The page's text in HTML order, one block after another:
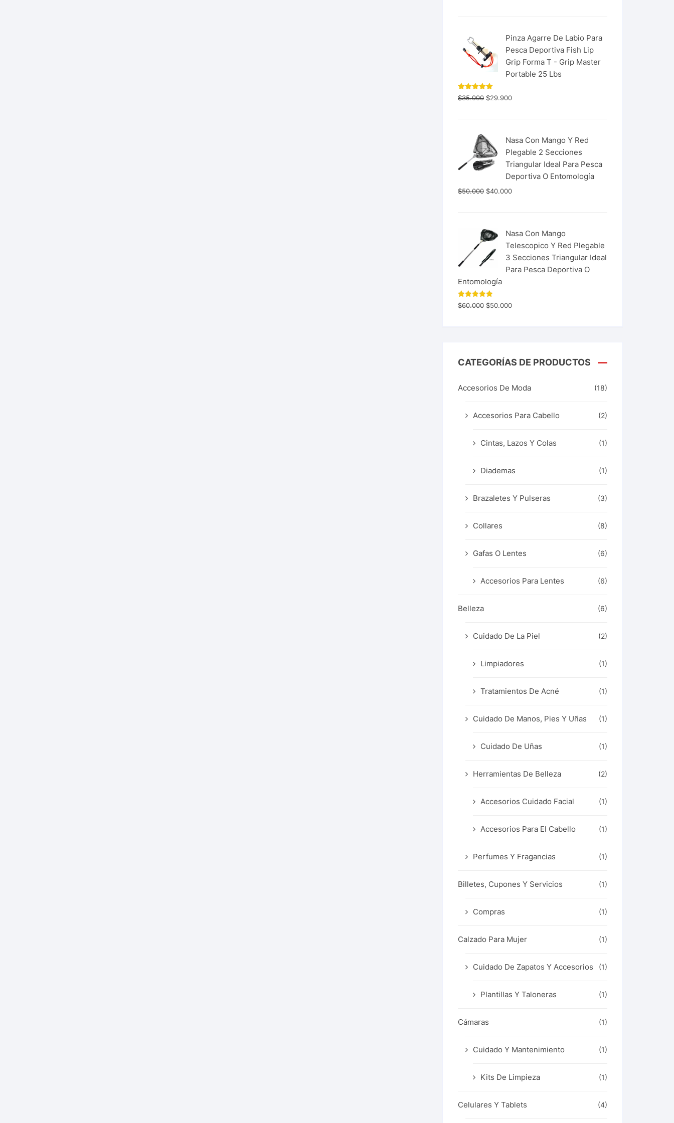
Pinza Agarre De Labio Para
Pesca Deportiva Fish Lip
Grip Forma T - Grip Master
Portable 25 Lbs
Valorado
con 5.00
$35.000 $29.900
Nasa Con Mango Y Red
Plegable 2 Secciones
Triangular Ideal Para Pesca
Deportiva O Entomología
$50.000 $40.000
Nasa Con Mango
Telescopico Y Red Plegable
3 Secciones Triangular Ideal
Para Pesca Deportiva O
Entomología
Valorado
con 5.00
$60.000 $50.000
CATEGORÍAS DE PRODUCTOS
Accesorios De Moda (18)
Accesorios Para Cabello (2)
Cintas, Lazos Y Colas (1)
Diademas (1)
Brazaletes Y Pulseras (3)
Collares (8)
Gafas O Lentes (6)
Accesorios Para Lentes (6)
Belleza (6)
Cuidado De La Piel (2)
Limpiadores (1)
Tratamientos De Acné (1)
Cuidado De Manos, Pies Y Uñas (1)
Cuidado De Uñas (1)
Herramientas De Belleza (2)
Accesorios Cuidado Facial (1)
Accesorios Para El Cabello (1)
Perfumes Y Fragancias (1)
Billetes, Cupones Y Servicios (1)
Compras (1)
Calzado Para Mujer (1)
Cuidado De Zapatos Y Accesorios (1)
Plantillas Y Taloneras (1)
Cámaras (1)
Cuidado Y Mantenimiento (1)
Kits De Limpieza (1)
Celulares Y Tablets (4)